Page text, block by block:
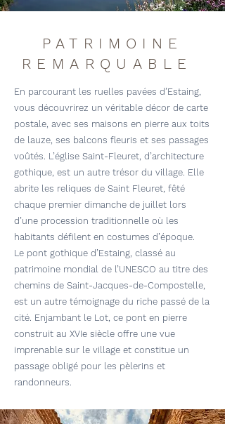
PATRIMOINE
REMARQUABLE
En parcourant les ruelles pavées d’Estaing,
vous découvrirez un véritable décor de carte
postale, avec ses maisons en pierre aux toits
de lauze, ses balcons fleuris et ses passages
voûtés. L’église Saint-Fleuret, d’architecture
gothique, est un autre trésor du village. Elle
abrite les reliques de Saint Fleuret, fêté
chaque premier dimanche de juillet lors
d’une procession traditionnelle où les
habitants défilent en costumes d’époque.
Le pont gothique d’Estaing, classé au
patrimoine mondial de l’UNESCO au titre des
chemins de Saint-Jacques-de-Compostelle,
est un autre témoignage du riche passé de la
cité. Enjambant le Lot, ce pont en pierre
construit au XVIe siècle offre une vue
imprenable sur le village et constitue un
passage obligé pour les pèlerins et
randonneurs.